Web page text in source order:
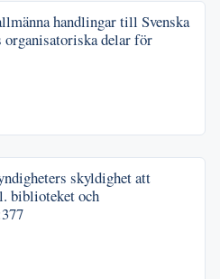
handlingar till Svenska
organisatoriska delar för
skyldighet att
biblioteket och